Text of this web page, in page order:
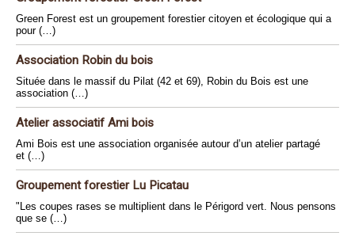
Green Forest est un groupement forestier citoyen et écologique qui a
pour (…)
Association Robin du bois
Située dans le massif du Pilat (42 et 69), Robin du Bois est une
association (…)
Atelier associatif Ami bois
Ami Bois est une association organisée autour d’un atelier partagé
et (…)
Groupement forestier Lu Picatau
"Les coupes rases se multiplient dans le Périgord vert. Nous pensons
que se (…)